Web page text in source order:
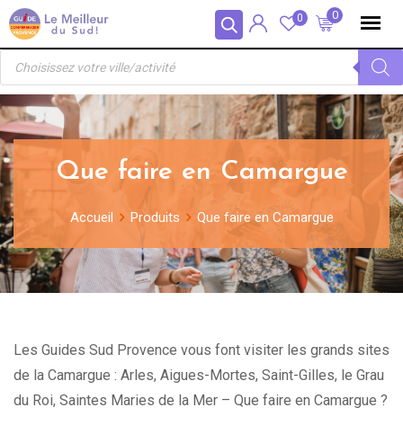
Panneau de gestion des cookies
Skip
to
content
0
0
Recherche
produits
Que faire en Camargue
Accueil Produits Que faire en Camargue
Les Guides Sud Provence vous font visiter les grands sites
de la Camargue : Arles, Aigues-Mortes, Saint-Gilles, le Grau
du Roi, Saintes Maries de la Mer – Que faire en Camargue ?